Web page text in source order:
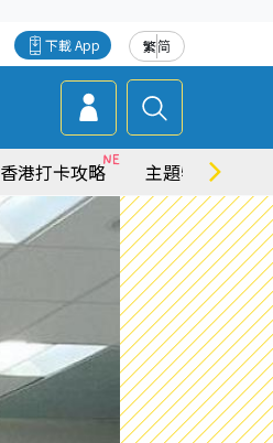
繁简
下載 App
香港打卡攻略 主題特集